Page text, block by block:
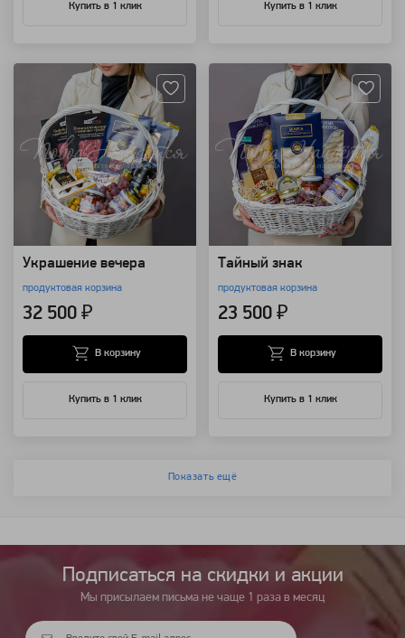
Купить в 1 клик Купить в 1 клик
Украшение вечера
продуктовая корзина
32 500 ₽
Купить в 1 клик
В корзину
Тайный знак
продуктовая корзина
23 500 ₽
Купить в 1 клик
В корзину
Показать ещё
Подписаться на cкидки и акции
Мы присылаем письма не чаще 1 раза в месяц